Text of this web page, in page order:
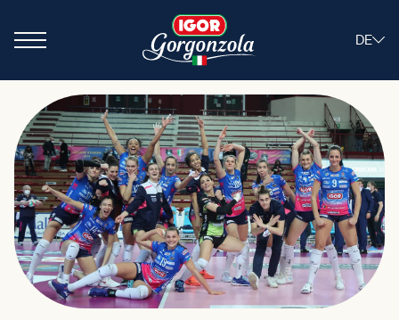
DE
Rezepte
Gesellschaft
Il Gorgonzola
Produkte
Nachhaltigkeit
Sport
Nachrichten
Verkaufsstelle